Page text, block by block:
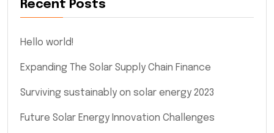
Recent Posts
Hello world!
Expanding The Solar Supply Chain Finance
Surviving sustainably on solar energy 2023
Future Solar Energy Innovation Challenges